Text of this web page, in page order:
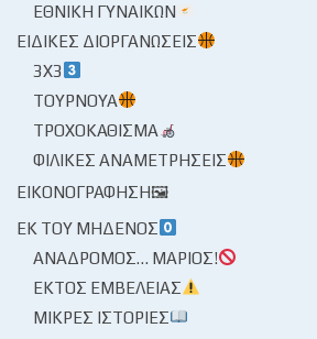
ΕΘΝΙΚΉ ΓΥΝΑΙΚΏΝ
ΕΙΔΙΚΈΣ ΔΙΟΡΓΑΝΏΣΕΙΣ
3X3
ΤΟΥΡΝΟΥΆ
ΤΡΟΧΟΚΆΘΙΣΜΑ
ΦΙΛΙΚΈΣ ΑΝΑΜΕΤΡΉΣΕΙΣ
ΕΙΚΟΝΟΓΡΆΦΗΣΗ🖼
ΕΚ ΤΟΥ ΜΗΔΕΝΌΣ
ΑΝΆΔΡΟΜΟΣ… ΜΆΡΙΟΣ!
ΕΚΤΌΣ ΕΜΒΈΛΕΙΑΣ
ΜΙΚΡΈΣ ΙΣΤΟΡΊΕΣ